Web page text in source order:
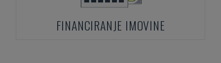
FINANCIRANJE IMOVINE